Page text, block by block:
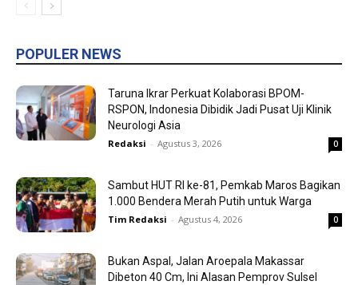
POPULER NEWS
Taruna Ikrar Perkuat Kolaborasi BPOM-
RSPON, Indonesia Dibidik Jadi Pusat Uji Klinik
Neurologi Asia
Redaksi - Agustus 3, 2026 0
Sambut HUT RI ke-81, Pemkab Maros Bagikan
1.000 Bendera Merah Putih untuk Warga
Tim Redaksi - Agustus 4, 2026 0
Bukan Aspal, Jalan Aroepala Makassar
Dibeton 40 Cm, Ini Alasan Pemprov Sulsel